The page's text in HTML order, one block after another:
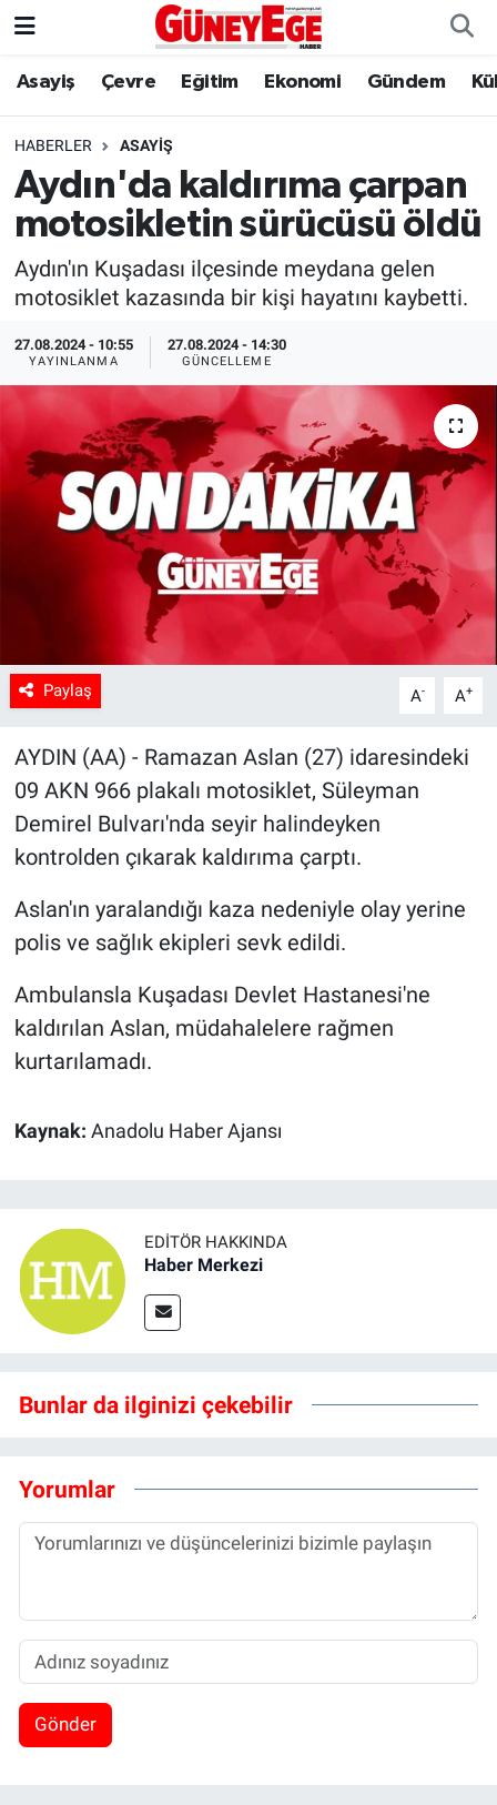
Asayiş Çevre Eğitim Ekonomi Gündem
HABERLER ASAYIŞ
Aydın'da kaldırıma çarpan
motosikletin sürücüsü öldü
Aydın'ın Kuşadası ilçesinde meydana gelen
motosiklet kazasında bir kişi hayatını kaybetti.
27.08.2024 - 10:55
YAYINLANMA
27.08.2024 - 14:30
GÜNCELLEME
Paylaş A- A+
AYDIN (AA) - Ramazan Aslan (27) idaresindeki
09 AKN 966 plakalı motosiklet, Süleyman
Demirel Bulvarı'nda seyir halindeyken
kontrolden çıkarak kaldırıma çarptı.
Aslan'ın yaralandığı kaza nedeniyle olay yerine
polis ve sağlık ekipleri sevk edildi.
Ambulansla Kuşadası Devlet Hastanesi'ne
kaldırılan Aslan, müdahalelere rağmen
kurtarılamadı.
Kaynak: Anadolu Haber Ajansı
EDITÖR HAKKINDA
Haber Merkezi
Bunlar da ilginizi çekebilir
Yorumlar
Gönder
Asayiş
Çevre
Eğitim
Ekonomi
Gündem
Kültür Sanat
Magazin
Politika
Sağlık
Tarım
İstanbul Hava Durumu
İstanbul Trafik Yoğunluk Haritası
Süper Lig Puan Durumu ve Fikstür
Tüm Manşetler
Son Dakika Haberleri
Haber Arşivi